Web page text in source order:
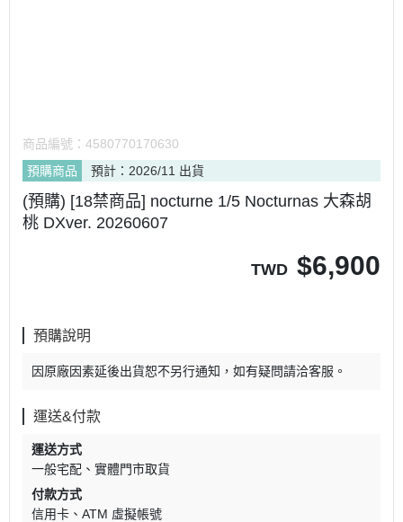
商品編號： 4580770170630
預購商品
預計：2026/11 出貨
(預購) [18禁商品] nocturne 1/5 Nocturnas 大森胡
桃 DXver. 20260607
TWD $6,900
預購說明
因原廠因素延後出貨恕不另行通知，如有疑問請洽客服。
運送&付款
運送方式
一般宅配
實體門市取貨
付款方式
信用卡
ATM 虛擬帳號